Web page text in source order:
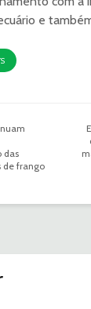
e
das
de frango